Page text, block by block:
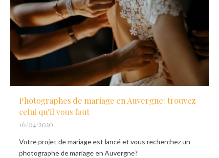
Photographes de mariage en Auvergne: trouvez
celui qu'il vous faut
16/04/2020
Votre projet de mariage est lancé et vous recherchez un
photographe de mariage en Auvergne?